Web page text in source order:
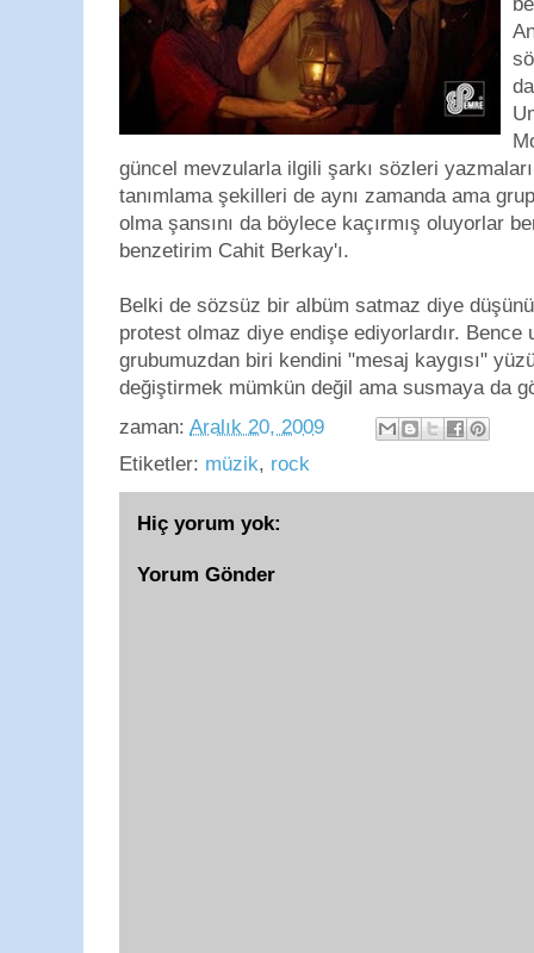
güncel mevzularla ilgili şarkı sözleri
tanımlama şekilleri de aynı zamanda ama
olma şansını da böylece kaçırmış oluyorlar
benzetirim Cahit Berkay'ı.
Belki de sözsüz bir albüm satmaz diye
protest olmaz diye endişe ediyorlardır. Bence
grubumuzdan biri kendini "mesaj kaygısı"
değiştirmek mümkün değil ama susmaya da
zaman: Aralık 20, 2009
Etiketler: müzik, rock
Hiç yorum yok:
Yorum Gönder